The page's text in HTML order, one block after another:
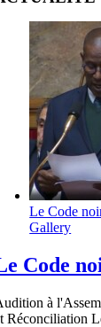
Le Code
Gallery
Code
à
Réconciliation